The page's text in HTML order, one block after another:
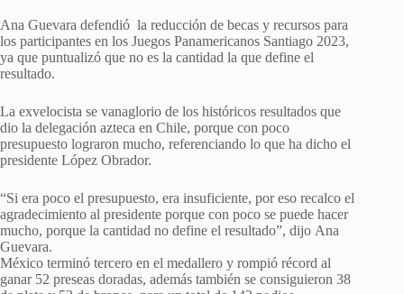
Ana Guevara defendió la reducción de becas y recursos para
los participantes en los Juegos Panamericanos Santiago 2023,
ya que puntualizó que no es la cantidad la que define el
resultado.
La exvelocista se vanaglorio de los históricos resultados que
dio la delegación azteca en Chile, porque con poco
presupuesto lograron mucho, referenciando lo que ha dicho el
presidente López Obrador.
“Si era poco el presupuesto, era insuficiente, por eso recalco el
agradecimiento al presidente porque con poco se puede hacer
mucho, porque la cantidad no define el resultado”, dijo Ana
Guevara.
México terminó tercero en el medallero y rompió récord al
ganar 52 preseas doradas, además también se consiguieron 38